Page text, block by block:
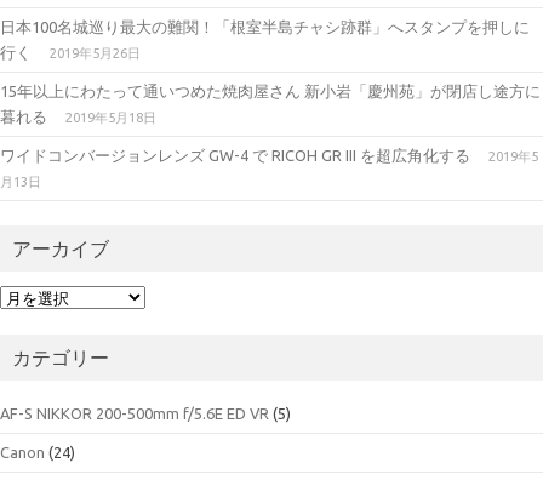
日本100名城巡り最大の難関！「根室半島チャシ跡群」へスタンプを押しに
行く
2019年5月26日
15年以上にわたって通いつめた焼肉屋さん 新小岩「慶州苑」が閉店し途方に
暮れる
2019年5月18日
ワイドコンバージョンレンズ GW-4 で RICOH GR III を超広角化する
2019年5
月13日
アーカイブ
ア
イカテゴリー
AF-S NIKKOR 200-500mm f/5.6E ED VR (5)
Canon (24)